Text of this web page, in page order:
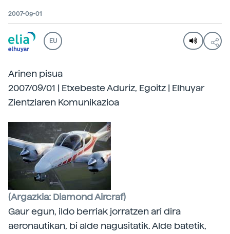
2007-09-01
EU
Arinen pisua
2007/09/01 | Etxebeste Aduriz, Egoitz | Elhuyar
Zientziaren Komunikazioa
(Argazkia: Diamond Aircraf)
Gaur egun, ildo berriak jorratzen ari dira
aeronautikan, bi alde nagusitatik. Alde batetik,